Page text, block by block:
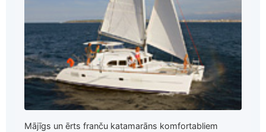
Mājīgs un ērts franču katamarāns komfortabliem